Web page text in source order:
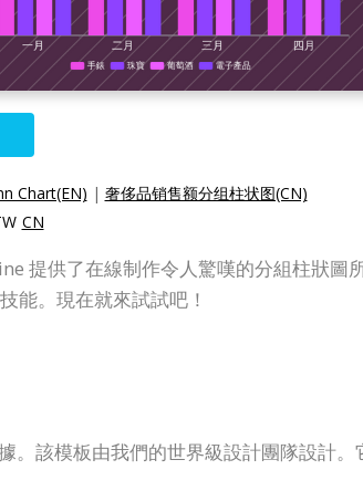
Chart(EN) | 奢侈品销售额分组柱状图(CN)
CN
提供了在線制作令人驚嘆的分組柱狀圖
能。現在就來試試吧！
該模板由我們的世界級設計團隊設計。